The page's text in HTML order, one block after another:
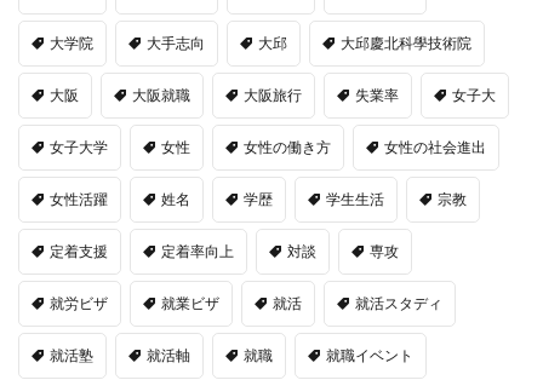
大学院 大手志向 大邱 大邱慶北科學技術院
大阪 大阪就職 大阪旅行 失業率 女子大
女子大学 女性 女性の働き方 女性の社会進出
女性活躍 姓名 学歴 学生生活 宗教
定着支援 定着率向上 対談 専攻
就労ビザ 就業ビザ 就活 就活スタディ
就活塾 就活軸 就職 就職イベント